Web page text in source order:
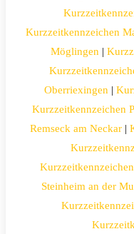
Kurzzeitkennzeichen
Möglingen |
Oberriexingen |
Kurzzeitkennzeichen
Remseck am Neckar|
Steinheim an der